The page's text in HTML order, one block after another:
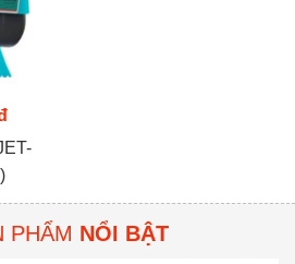
PHẨM NỔI BẬT